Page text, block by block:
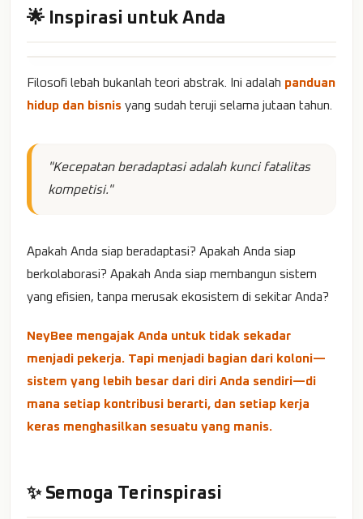
🌟 Inspirasi untuk Anda
Filosofi lebah bukanlah teori abstrak. Ini adalah panduan
hidup dan bisnis yang sudah teruji selama jutaan tahun.
"Kecepatan beradaptasi adalah kunci fatalitas
kompetisi."
Apakah Anda siap beradaptasi? Apakah Anda siap
berkolaborasi? Apakah Anda siap membangun sistem
yang efisien, tanpa merusak ekosistem di sekitar Anda?
NeyBee mengajak Anda untuk tidak sekadar
menjadi pekerja. Tapi menjadi bagian dari koloni—
sistem yang lebih besar dari diri Anda sendiri—di
mana setiap kontribusi berarti, dan setiap kerja
keras menghasilkan sesuatu yang manis.
✨ Semoga Terinspirasi